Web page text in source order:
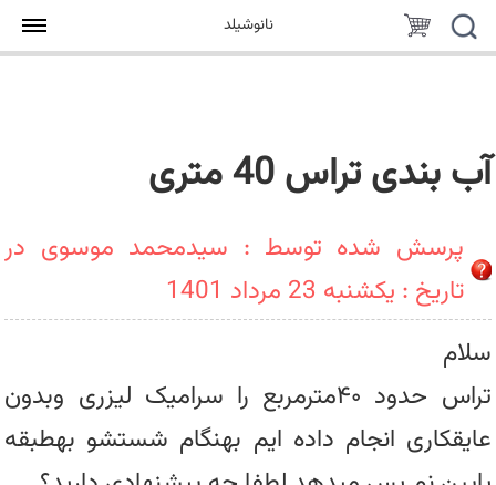
نانوشیلد
آب بندی تراس 40 متری
پرسش شده توسط : سیدمحمد موسوی در
تاریخ : یکشنبه 23 مرداد 1401
سلام
تراس حدود ۴۰مترمربع را سرامیک لیزری وبدون
عایقکاری انجام داده ایم بهنگام شستشو بهطبقه
جستجو
سبد